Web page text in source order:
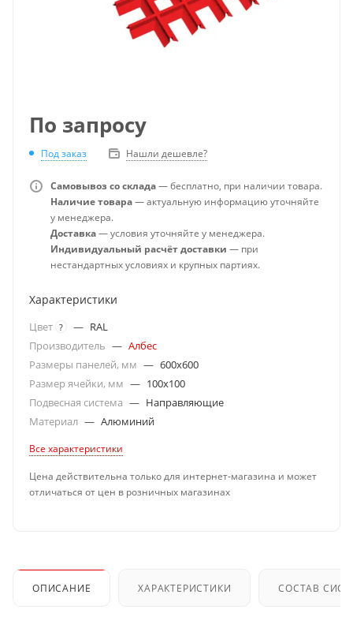
По запросу
Под заказ Нашли дешевле?
Самовывоз со склада— бесплатно, при наличии товара.
Наличие товара— актуальную информацию уточняйте
у менеджера.
Доставка— условия уточняйте у менеджера.
Индивидуальный расчёт доставки — при
нестандартных условиях и крупных партиях.
Характеристики
Цвет ? — RAL
Производитель — Албес
Размеры панелей, мм — 600x600
Размер ячейки, мм — 100x100
Подвесная система — Направляющие
Материал — Алюминий
Все характеристики
Цена действительна только для интернет-магазина и может
отличаться от цен в розничных магазинах
ОПИСАНИЕ ХАРАКТЕРИСТИКИ СОСТАВ